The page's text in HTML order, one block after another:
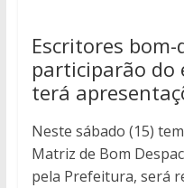
Escritores bom-
participarão do
terá
Neste sábado (15)
Matriz de Bom
pela Prefeitura, será